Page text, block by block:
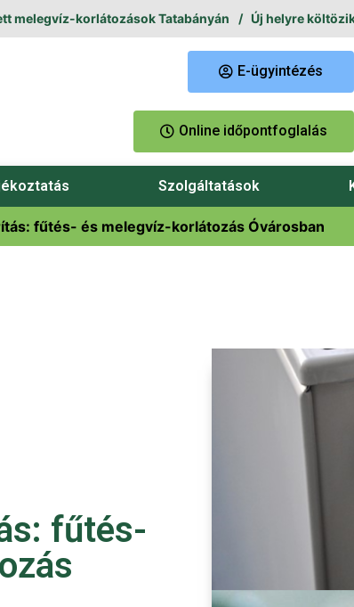
korlátozások Tatabányán Új helyre költözik a
E-ügyintézés
Online időpontfoglalás
Szolgáltatások
fűtés- és melegvíz-korlátozás Óvárosban
fűtés-